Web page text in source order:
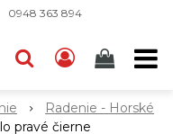
0948 363 894
Radenie - Horské
pravé čierne